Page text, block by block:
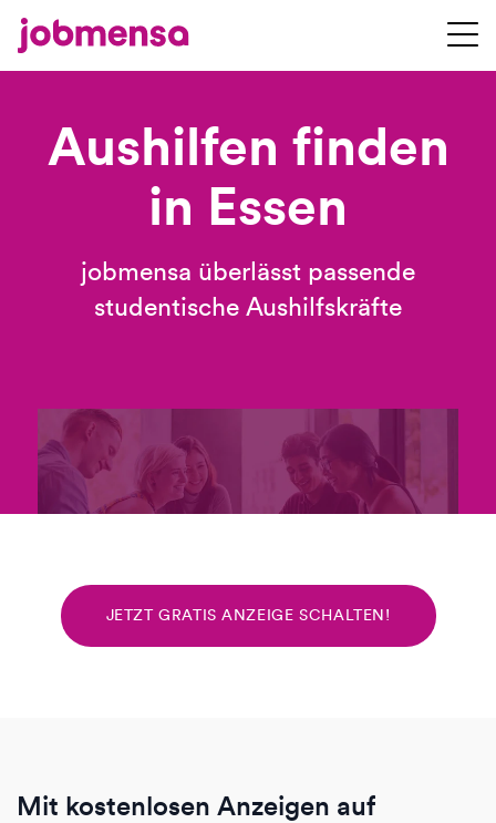
Aushilfen finden
in Essen
jobmensa überlässt passende
studentische Aushilfskräfte
JETZT GRATIS ANZEIGE SCHALTEN!
Mit kostenlosen Anzeigen auf